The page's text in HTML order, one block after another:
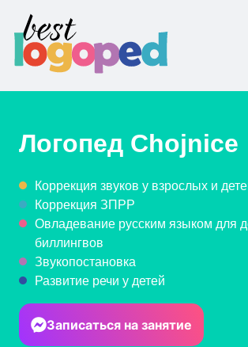
Логопед Chojnice
Коррекция звуков у взрослых и
Коррекция ЗПРР
Овладевание русским языком для
биллингвов
Звукопостановка
Развитие речи у детей
Записаться на занятие